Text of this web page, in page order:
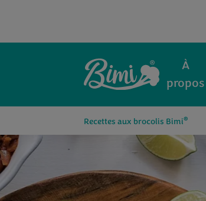
À
propos
Recettes aux brocolis Bimi®